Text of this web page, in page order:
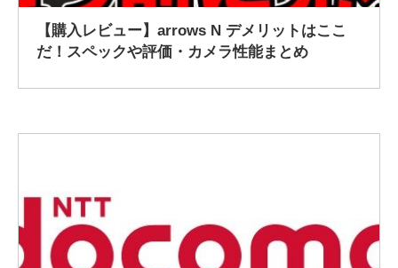
【購入レビュー】arrows N デメリットはここ
だ！スペックや評価・カメラ性能まとめ